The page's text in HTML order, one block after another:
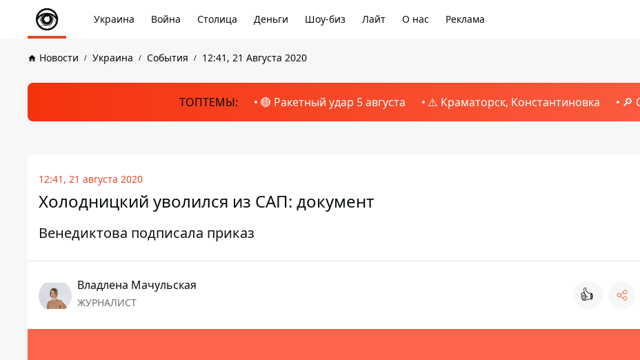
Украина Война Столица Деньги Шоу-биз Лайт О нас Реклама
Новости Украина События 12:41, 21 Августа 2020
ТОПТЕМЫ: 🔴 Ракетный удар 5 августа ⚠️ Краматорск, Константиновка 🔎
12:41, 21 августа 2020
Холодницкий уволился из САП: документ
Венедиктова подписала приказ
Владлена Мачульская
ЖУРНАЛИСТ 👍